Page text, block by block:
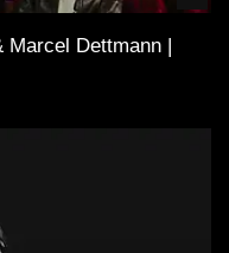
Marcel Dettmann |